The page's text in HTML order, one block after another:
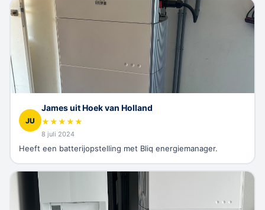
JU
James uit Hoek van Holland
★★★★★
8 juli 2024
Heeft een batterijopstelling met Bliq energiemanager.